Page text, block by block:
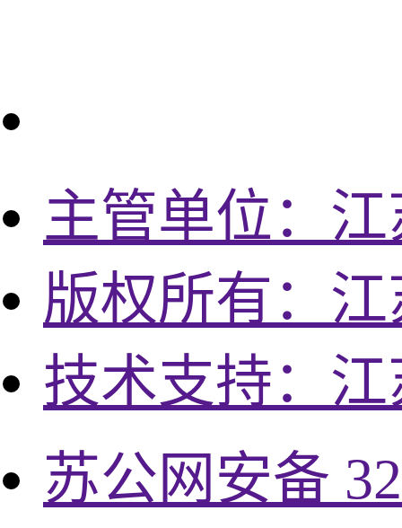
主管单位：
版权所有：
技术支持：
苏公网安备